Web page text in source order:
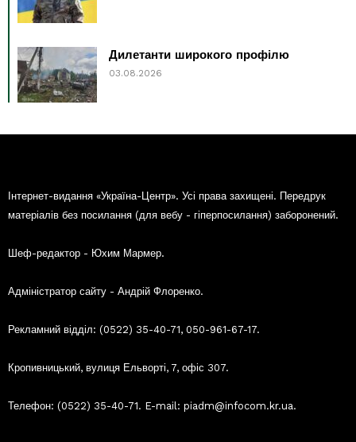
Дилетанти широкого профілю
03.08.2026
Інтернет-видання «Україна-Центр». Усі права захищені. Передрук
матеріалів без посилання (для вебу - гіперпосилання) заборонений.
Шеф-редактор - Юхим Мармер.
Адміністратор сайту - Андрій Флоренко.
Рекламний відділ: (0522) 35-40-71, 050-961-67-17.
Кропивницький, вулиця Ельворті, 7, офіс 307.
Телефон: (0522) 35-40-71. E-mail: piadm@infocom.kr.ua.